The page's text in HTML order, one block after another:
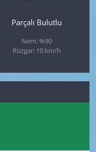
Parçalı Bulutlu
Nem: %90
Rüzgar: 10 km/h